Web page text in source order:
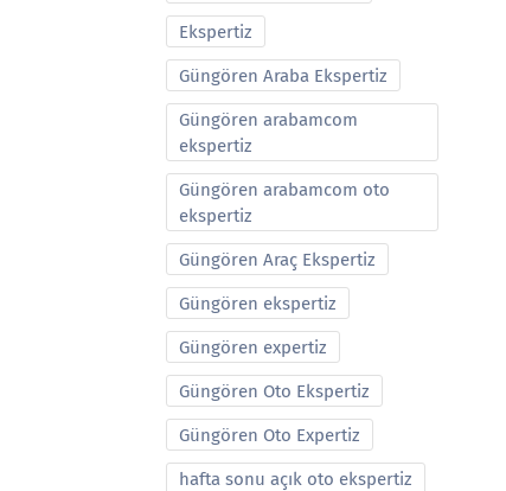
Ekspertiz
Güngören Araba Ekspertiz
Güngören arabamcom
ekspertiz
Güngören arabamcom oto
ekspertiz
Güngören Araç Ekspertiz
Güngören ekspertiz
Güngören expertiz
Güngören Oto Ekspertiz
Güngören Oto Expertiz
hafta sonu açık oto ekspertiz